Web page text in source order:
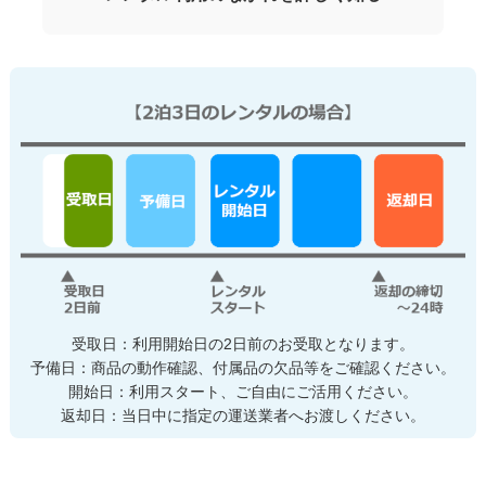
受取日：利用開始日の2日前のお受取となります。
予備日：商品の動作確認、付属品の欠品等をご確認ください。
開始日：利用スタート、ご自由にご活用ください。
返却日：当日中に指定の運送業者へお渡しください。